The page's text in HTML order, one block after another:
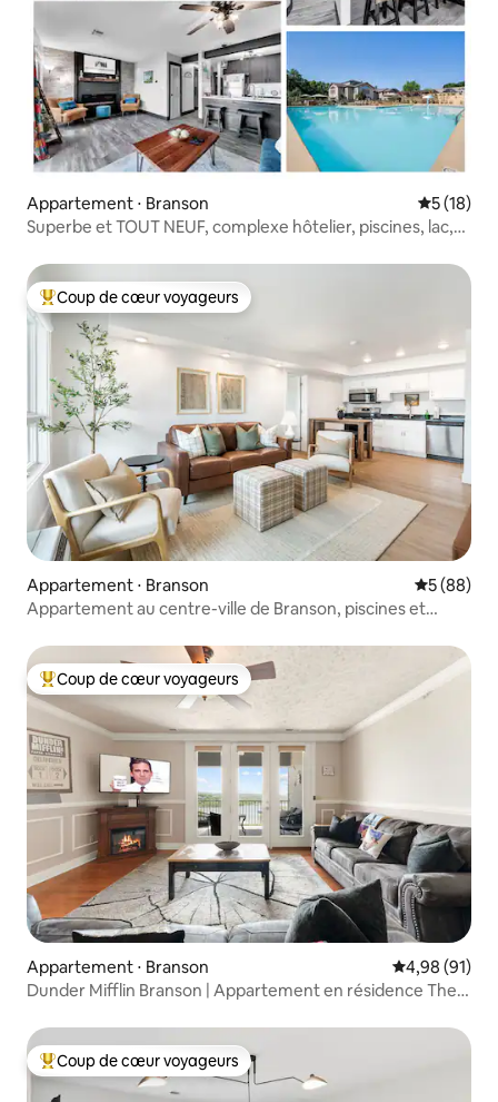
Appartement ⋅ Branson
5 (18)
Superbe et TOUT NEUF, complexe hôtelier, piscines, lac,
Coups de cœur voyageurs les plus appréciés
Coup de cœur voyageurs
Appartement ⋅ Branson
5 (88)
Appartement au centre-ville de Branson, piscines et
Coups de cœur voyageurs les plus appréciés
Coup de cœur voyageurs
Appartement ⋅ Branson Évaluation
4,98 (91)
Dunder Mifflin Branson | Appartement en résidence The
Coups de cœur voyageurs les plus appréciés
Coup de cœur voyageurs